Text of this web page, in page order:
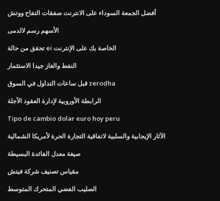
أفضل الجمعة السوداء على الانترنت صفقات التفاح ووتش
الأسهم رسم لالدمى
تحقق من حالة ei الخاصة بك على الإنترنت
النفط والغاز جيدا الاستثمار
قبل ساعات التداول في السوق zerodha
الرابطة الأوروبية لإدارة العقود الآجلة
Tipo de cambio dolar euro hoy peru
الآثار الإيجابية والسلبية لاتفاقية التجارة الحرة لأمريكا الشمالية
صيغة معدل الفائدة البسيطة
مقياس تصنيف شركة فيتش
الصليب الفضي المتحرك المتوسط